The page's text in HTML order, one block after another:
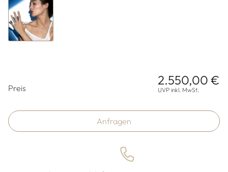
Preis
2.550,00 €
UVP inkl. MwSt.
Anfragen